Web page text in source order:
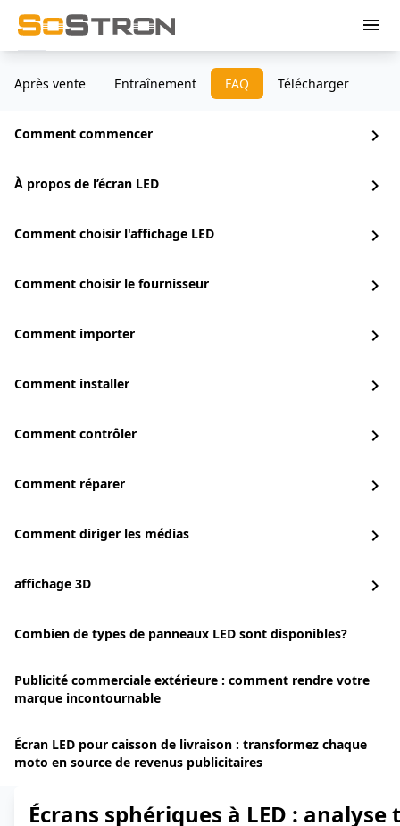
menu
Après vente Entraînement FAQ Télécharger
Comment commencer chevron_right
À propos de l’écran LED chevron_right
Comment choisir l'affichage LED chevron_right
Comment choisir le fournisseur chevron_right
Comment importer chevron_right
Comment installer chevron_right
Comment contrôler chevron_right
Comment réparer chevron_right
Comment diriger les médias chevron_right
affichage 3D chevron_right
Combien de types de panneaux LED sont disponibles?
Publicité commerciale extérieure : comment rendre votre
marque incontournable
Écran LED pour caisson de livraison : transformez chaque
moto en source de revenus publicitaires
Écrans sphériques à LED :